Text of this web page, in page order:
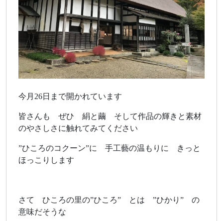
今月26日まで開かれています
皆さんも ぜひ 絹と繭 そして作品の輝きと素材
のやさしさに触れてみてください
”ひころのコクーン”に 手工藝の温もりに きっと
ほっこりします
さて ひころの里の”ひころ” とは ”ひかり” の
意味だそうな